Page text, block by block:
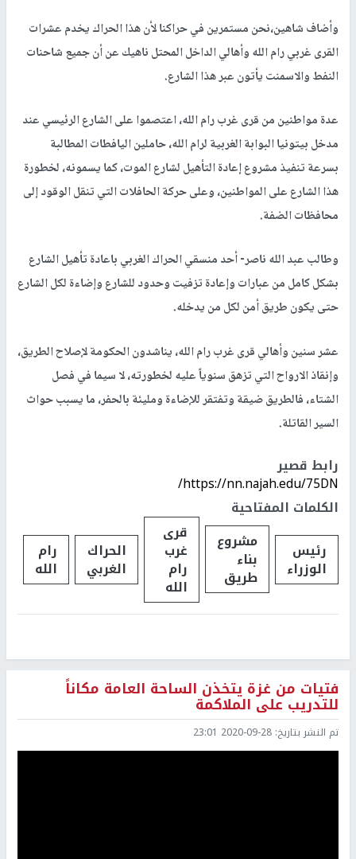
وأضاف شاهين،نحن مستمرين في حراكنا لأن هذا الحراك يخدم عشرات
القرى غربي رام الله وأهالي الداخل المحتل ناهيك عن أن جميع شاحنات
النفط والاسمنت يأتون عبر هذا الشارع.
عدة مواطنين من قرى غرب رام الله، اعتصموا على الشارع الرئيسي عند
مدخل بيتونيا البوابة الغربية لرام الله، حاملين اليافطات المطالبة
بسرعة تنفيذ مشروع إعادة التأهيل لشارع الموت، كما يسمونه، لخطورة
هذا الشارع على المواطنين، وعلى حركة الحافلات التي تنقل الوقود إلى
محافظات الضفة.
وطالب عبد الله ناصر- أحد منسقي الحراك الغربي باعادة تأهيل الشارع
بشكل كامل من عبارات وإعادة تزفيت وحدود للشارع وإضاءة لكل الشارع
حتى يكون طريق أمن لكل من يدخله.
عشر سنين وأهالي قرى غرب رام الله، يناشدون الحكومة لإصلاح الطريق،
وإنقاذ الارواح التي تزهق سنوياً عليه لخطورته، لا سيما في فصل
الشتاء، فالطريق ضيقة وتفتقر للإضاءة ومليئة بالحفر، ما يسبب حواث
السير القاتلة.
رابط قصير
https://nn.najah.edu/75DN/
الكلمات المفتاحية
رئيس
الوزراء
مشروع
بناء
طريق
قرى
غرب
رام
الله
الحراك
الغربي
رام
الله
فتيات من غزة يتخذن الساحة العامة مكاناً
للتدريب على الملاكمة
تم النشر بتاريخ: 2020-09-28 23:01